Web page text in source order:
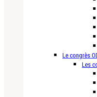
Le congrès
Les